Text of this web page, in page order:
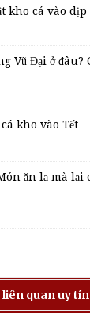
kho cá vào dịp
Vũ Đại ở đâu?
kho vào Tết
ăn lạ mà lại
quan uy tín